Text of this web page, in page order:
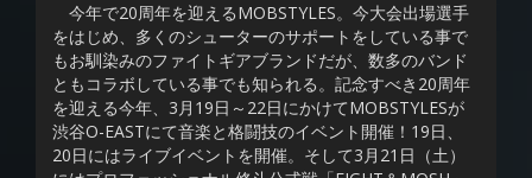
今年で20周年を迎えるMOBSTYLES。今大会出場選手
をはじめ、多くのシューターのサポートをしている事で
もお馴染みのファイトギアブランドだが、数多のバンド
ともコラボしている事でも知られる。記念すべき20周年
を迎える今年、3月19日～22日にかけてMOBSTYLESが
渋谷O-EASTにて音楽と格闘技のイベント開催！19日、
20日にはライブイベントを開催。そして3月21日（土）